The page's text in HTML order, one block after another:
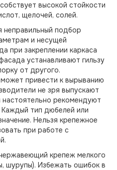
высокой стойкости
щелочей, солей.
неправильный подбор
и несущей
при закреплении каркаса
устанавливают гильзу
от другого.
привести к вырыванию
не зря выпускают
настоятельно рекомендуют
Каждый тип дюбелей или
Нельзя крепежное
при работе с
крепеж мелкого
шурупы). Избежать ошибок в